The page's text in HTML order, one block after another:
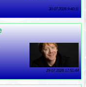
30 07 2026 9:40:11
29 07 2026 17:51:44